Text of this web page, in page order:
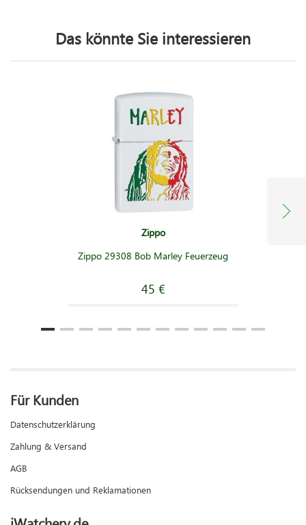
Das könnte Sie interessieren
Zippo
Zippo 29308 Bob Marley Feuerzeug
45 €
Für Kunden
Datenschutzerklärung
Zahlung & Versand
AGB
Rücksendungen und Reklamationen